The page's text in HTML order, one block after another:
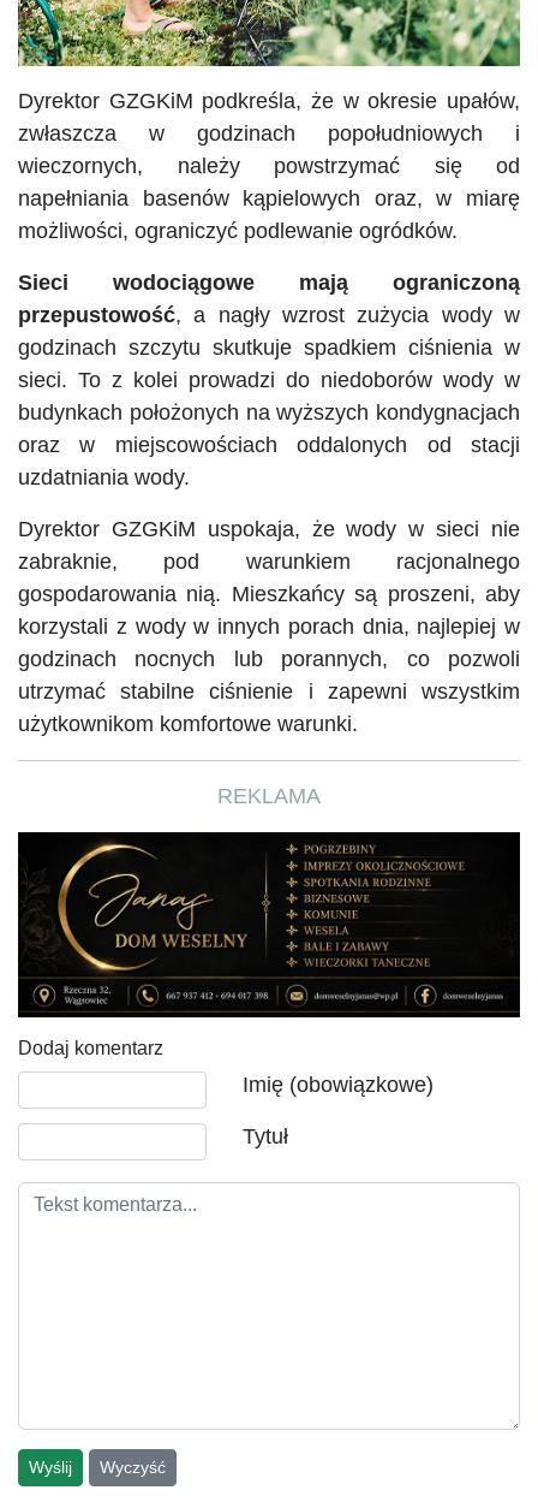
Dyrektor GZGKiM podkreśla, że w okresie upałów,
zwłaszcza w godzinach popołudniowych i
wieczornych, należy powstrzymać się od
napełniania basenów kąpielowych oraz, w miarę
możliwości, ograniczyć podlewanie ogródków.
Sieci wodociągowe mają ograniczoną
przepustowość, a nagły wzrost zużycia wody w
godzinach szczytu skutkuje spadkiem ciśnienia w
sieci. To z kolei prowadzi do niedoborów wody w
budynkach położonych na wyższych kondygnacjach
oraz w miejscowościach oddalonych od stacji
uzdatniania wody.
Dyrektor GZGKiM uspokaja, że wody w sieci nie
zabraknie, pod warunkiem racjonalnego
gospodarowania nią. Mieszkańcy są proszeni, aby
korzystali z wody w innych porach dnia, najlepiej w
godzinach nocnych lub porannych, co pozwoli
utrzymać stabilne ciśnienie i zapewni wszystkim
użytkownikom komfortowe warunki.
REKLAMA
Dodaj komentarz
Imię (obowiązkowe)
Tytuł
Wyślij Wyczyść